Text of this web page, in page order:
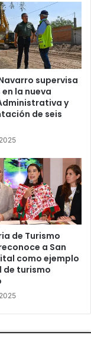
supervisa
la nueva
y
de seis
de Turismo
a San
como ejemplo
de turismo